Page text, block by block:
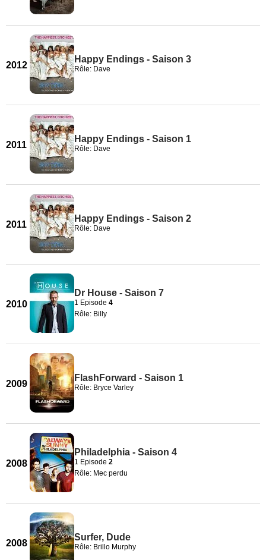
2012
Happy Endings - Saison 3
Rôle: Dave
2011
Happy Endings - Saison 1
Rôle: Dave
2011
Happy Endings - Saison 2
Rôle: Dave
2010
Dr House - Saison 7
1 Episode 4
Rôle: Billy
2009
FlashForward - Saison 1
Rôle: Bryce Varley
2008
Philadelphia - Saison 4
1 Episode 2
Rôle: Mec perdu
2008
Surfer, Dude
Rôle: Brillo Murphy